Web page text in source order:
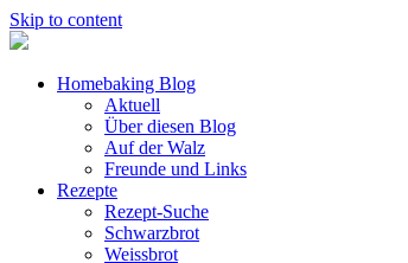
Skip to content
Homebaking Blog
Aktuell
Über diesen Blog
Auf der Walz
Freunde und Links
Rezepte
Rezept-Suche
Schwarzbrot
Weissbrot